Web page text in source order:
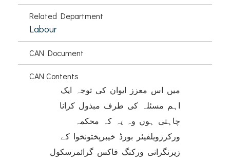
Related Department
Labour
CAN Document
CAN Contents
میں اس معزز ایوان کی توجہ ایک
اہم مسئلہ کی طرف مبذول کرانا
چاہتی ہوں وہ یہ کہ محکمہ
ورکرزویلفیئر بورڈ خیبرپختونخوا کے
زیرنگرانی ورکنگ فاکس گرائمرسکول